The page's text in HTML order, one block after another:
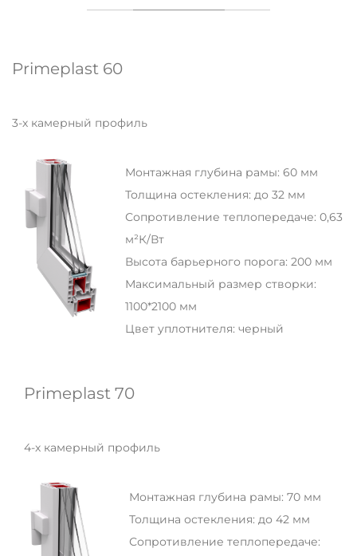
Primeplast 60
3-х камерный профиль
Монтажная глубина рамы: 60 мм
Толщина остекления: до 32 мм
Сопротивление теплопередаче: 0,63
м²К/Вт
Высота барьерного порога: 200 мм
Максимальный размер створки:
1100*2100 мм
Цвет уплотнителя: черный
Primeplast 70
4-х камерный профиль
Монтажная глубина рамы: 70 мм
Толщина остекления: до 42 мм
Сопротивление теплопередаче: